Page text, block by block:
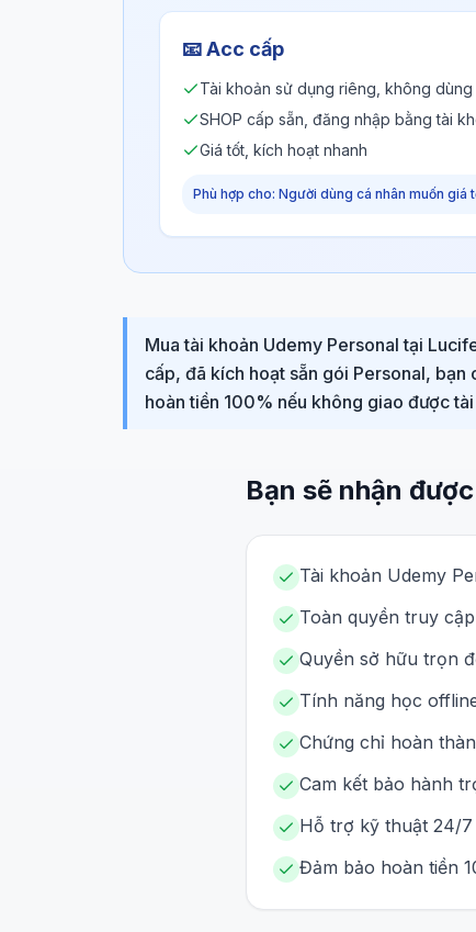
📧Acc cấp
Tài khoản sử dụng riêng, không dùng
SHOP cấp sẵn, đăng nhập bằng tài
Giá tốt, kích hoạt nhanh
Phù hợp cho: Người dùng cá nhân muốn giá
Mua tài khoản Udemy Personal tại
cấp, đã kích hoạt sẵn gói Personal,
hoàn tiền 100% nếu không giao được
Bạn sẽ nhận
Tài khoản Udemy
Toàn quyền truy
Quyền sở hữu trọn
Tính năng học
Chứng chỉ hoàn
Cam kết bảo hành
Hỗ trợ kỹ thuật 24/
Đảm bảo hoàn tiền